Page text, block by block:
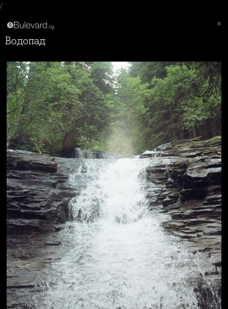
/
Водопад